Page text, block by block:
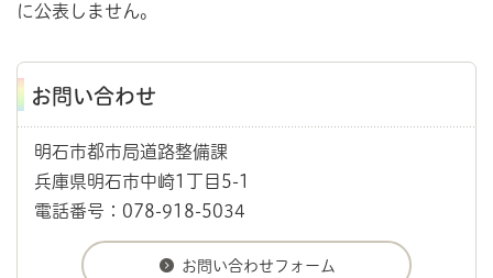
に公表しません。
お問い合わせ
明石市都市局道路整備課
兵庫県明石市中崎1丁目5-1
電話番号：078-918-5034